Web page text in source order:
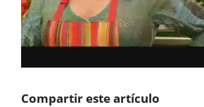
Compartir este artículo